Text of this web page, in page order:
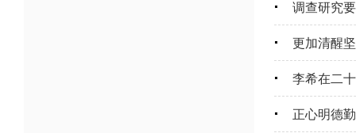
调查研究
更加清醒
李希在二
正心明德